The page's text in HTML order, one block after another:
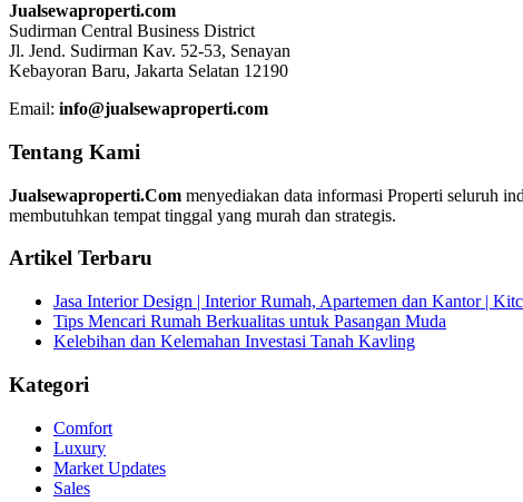
Jualsewaproperti.com
Sudirman Central Business District
Jl. Jend. Sudirman Kav. 52-53, Senayan
Kebayoran Baru, Jakarta Selatan 12190
Email: info@jualsewaproperti.com
Tentang Kami
Jualsewaproperti.Com menyediakan data informasi Properti seluruh
membutuhkan tempat tinggal yang murah dan strategis.
Artikel Terbaru
Jasa Interior Design | Interior Rumah, Apartemen dan Kantor |
Tips Mencari Rumah Berkualitas untuk Pasangan Muda
Kelebihan dan Kelemahan Investasi Tanah Kavling
Kategori
Comfort
Luxury
Market Updates
Sales